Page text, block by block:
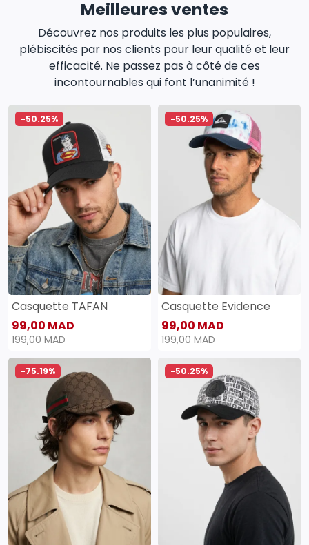
Meilleures ventes
Découvrez nos produits les plus populaires,
plébiscités par nos clients pour leur qualité et leur
efficacité. Ne passez pas à côté de ces
incontournables qui font l’unanimité !
-50.25%
Casquette TAFAN
99,00 MAD
199,00 MAD
-50.25%
Casquette Evidence
99,00 MAD
199,00 MAD
-75.19% -50.25%